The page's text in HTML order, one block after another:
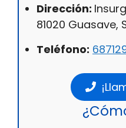
Dirección:
81020 Guasave,
Teléfono: